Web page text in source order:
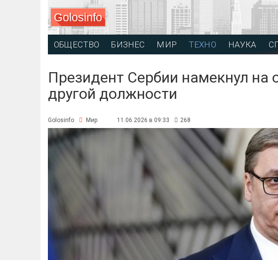
Golosinfo
ОБЩЕСТВО БИЗНЕС МИР ТЕХНО НАУКА
Президент Сербии намекнул на
другой должности
Golosinfo Мир 11.06.2026 в 09:33 268